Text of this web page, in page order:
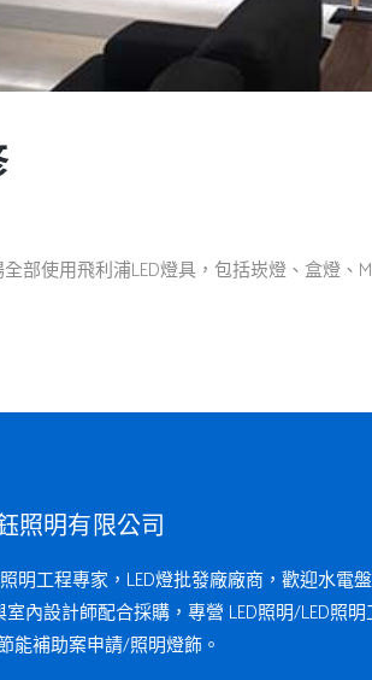
使用飛利浦LED燈具，包括崁燈、盒燈、
照明有限公司
照明工程專家，LED燈批發廠廠商，歡迎水電盤
室內設計師配合採購，專營 LED照明/LED照明
能補助案申請/照明燈飾。